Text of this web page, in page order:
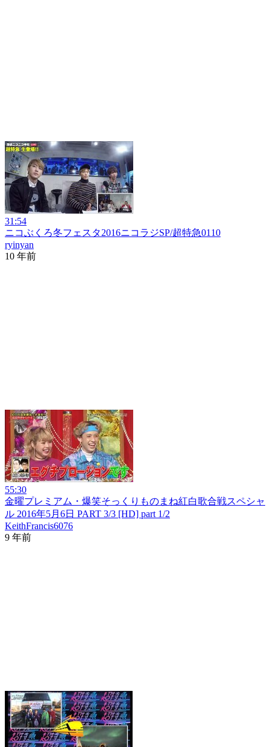
31:54
ニコぶくろ冬フェスタ2016ニコラジSP/超特急0110
ryinyan
10 年前
55:30
金曜プレミアム・爆笑そっくりものまね紅白歌合戦スペシャ
ル 2016年5月6日 PART 3/3 [HD] part 1/2
KeithFrancis6076
9 年前